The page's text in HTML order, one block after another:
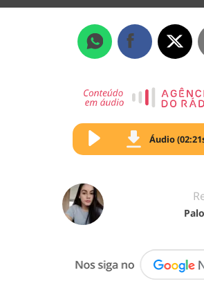
Áudio